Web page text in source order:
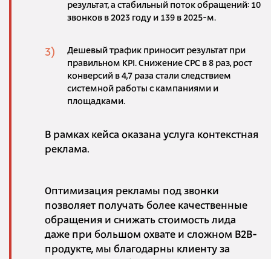
результат, а стабильный поток обращений: 10
звонков в 2023 году и 139 в 2025-м.
Дешевый трафик приносит результат при
правильном KPI. Снижение CPC в 8 раз, рост
конверсий в 4,7 раза стали следствием
системной работы с кампаниями и
площадками.
В рамках кейса оказана услуга контекстная
реклама.
Оптимизация рекламы под звонки
позволяет получать более качественные
обращения и снижать стоимость лида
даже при большом охвате и сложном B2B-
продукте, мы благодарны клиенту за